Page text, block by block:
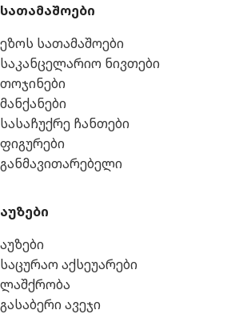
სათამაშოები
ეზოს სათამაშოები
საკანცელარიო ნივთები
თოჯინები
მანქანები
სასაჩუქრე ჩანთები
ფიგურები
განმავითარებელი
აუზები
აუზები
საცურაო აქსეუარები
ლაშქრობა
გასაბერი ავეჯი